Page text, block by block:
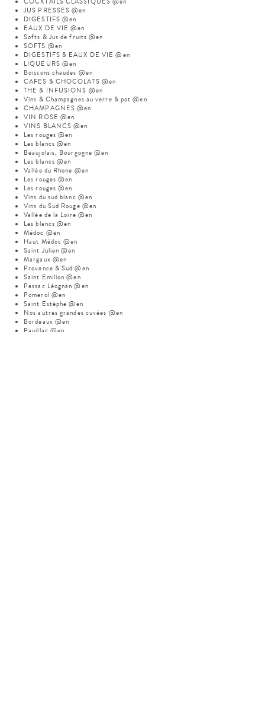
JUS PRESSES @en
DIGESTIFS @en
EAUX DE VIE @en
Softs & Jus de fruits @en
SOFTS @en
DIGESTIFS & EAUX DE VIE @en
LIQUEURS @en
Boissons chaudes @en
CAFES & CHOCOLATS @en
THE & INFUSIONS @en
Vins & Champagnes au verre & pot @en
CHAMPAGNES @en
VIN ROSE @en
VINS BLANCS @en
Les rouges @en
Les blancs @en
Beaujolais, Bourgogne @en
Les blancs @en
Vallée du Rhone @en
Les rouges @en
Les rouges @en
Vins du sud blanc @en
Vins du Sud Rouge @en
Vallée de la Loire @en
Les blancs @en
Médoc @en
Haut Médoc @en
Saint Julien @en
Margaux @en
Provence & Sud @en
Saint Emilion @en
Pessac Léognan @en
Pomerol @en
Saint Estèphe @en
Nos autres grandes cuvées @en
Bordeaux @en
Pauillac @en